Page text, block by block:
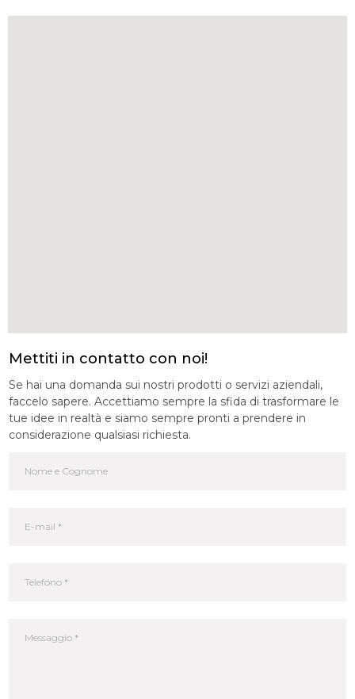
Mettiti in contatto con noi!
Se hai una domanda sui nostri prodotti o servizi aziendali,
faccelo sapere. Accettiamo sempre la sfida di trasformare le
tue idee in realtà e siamo sempre pronti a prendere in
considerazione qualsiasi richiesta.